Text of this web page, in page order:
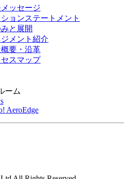
ッセージ
ションステートメント
と展開
メント紹介
要・沿革
スマップ
ーム
AeroEdge